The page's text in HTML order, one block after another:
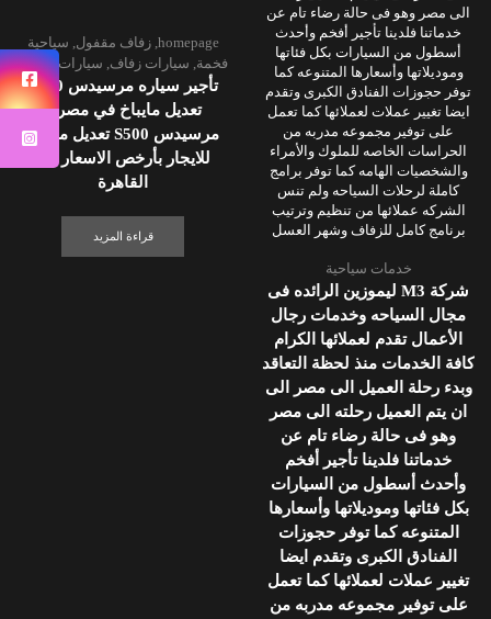
خدمات سياحية
شركة M3 ليموزين الرائده فى
مجال السياحه وخدمات رجال
الأعمال تقدم لعملائها الكرام
كافة الخدمات منذ لحظة التعاقد
وبدء رحلة العميل الى مصر الى
ان يتم العميل رحلته الى مصر
وهو فى حالة رضاء تام عن
خدماتنا فلدينا تأجير أفخم
وأحدث أسطول من السيارات
بكل فئاتها وموديلاتها وأسعارها
المتنوعه كما توفر حجوزات
الفنادق الكبرى وتقدم ايضا
تغيير عملات لعملائها كما تعمل
على توفير مجموعه مدربه من
homepage
,زفاف مقفول, سياحية
فخمة, سيارات زفاف, سيارات سياحة
تأجير سياره مرسيدس S500
تعديل مايباخ في مصر –
مرسيدس S500 تعديل مايباخ
للايجار بأرخص الاسعار في
القاهرة
قراءة المزيد